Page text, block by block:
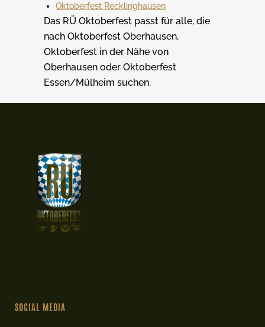
Oktoberfest Recklinghausen
Das RÜ Oktoberfest passt für alle, die
nach Oktoberfest Oberhausen,
Oktoberfest in der Nähe von
Oberhausen oder Oktoberfest
Essen/Mülheim suchen.
SOCIAL MEDIA